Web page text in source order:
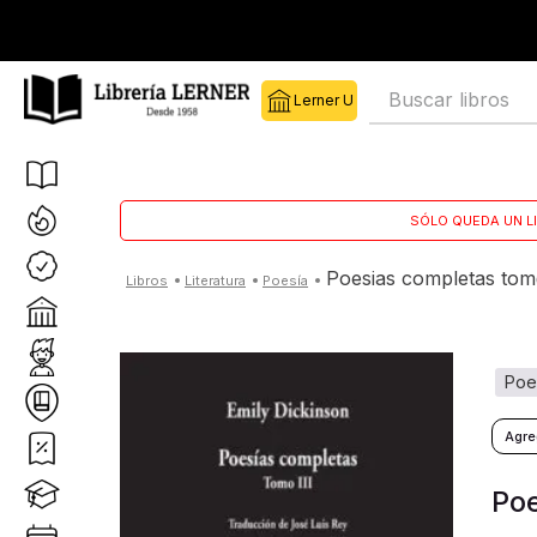
Buscar libros
SÓLO QUEDA UN
literatura poesía poesias completas